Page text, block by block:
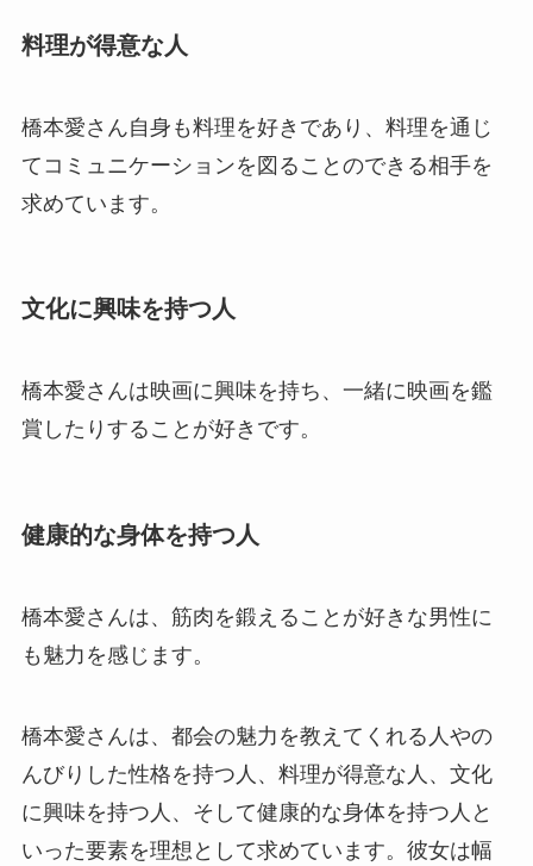
料理が得意な人
橋本愛さん自身も料理を好きであり、料理を通じ
てコミュニケーションを図ることのできる相手を
求めています。
文化に興味を持つ人
橋本愛さんは映画に興味を持ち、一緒に映画を鑑
賞したりすることが好きです。
健康的な身体を持つ人
橋本愛さんは、筋肉を鍛えることが好きな男性に
も魅力を感じます。
橋本愛さんは、都会の魅力を教えてくれる人やの
んびりした性格を持つ人、料理が得意な人、文化
に興味を持つ人、そして健康的な身体を持つ人と
いった要素を理想として求めています。彼女は幅